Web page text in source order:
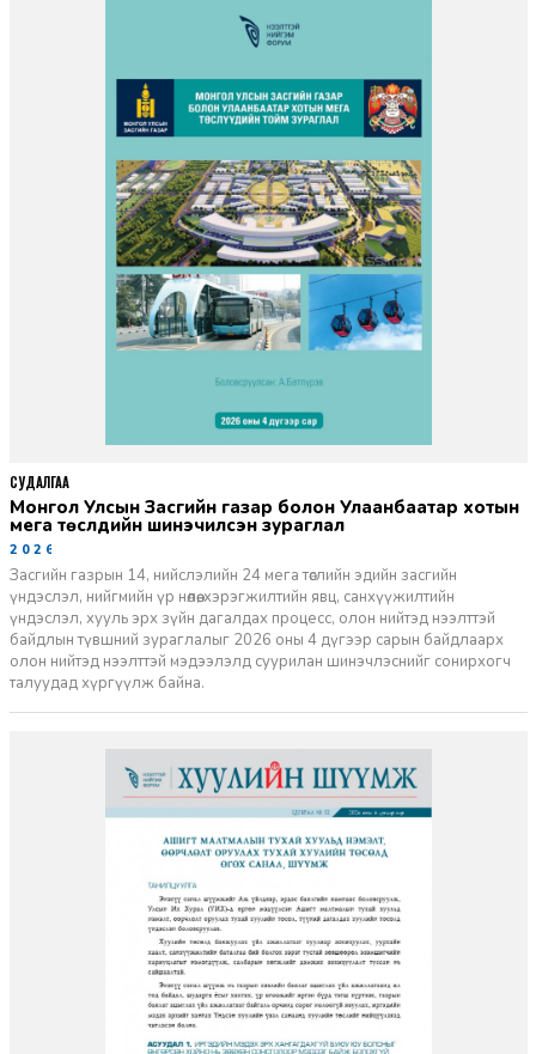
Монгол Улсын Засгийн газар болон Улаанбаатар хотын
мега төслүүдийн шинэчилсэн зураглал
2026-06-29
Засгийн газрын 14, нийслэлийн 24 мега төслийн эдийн засгийн
үндэслэл, нийгмийн үр нөлөө, хэрэгжилтийн явц, санхүүжилтийн
үндэслэл, хууль эрх зүйн дагалдах процесс, олон нийтэд нээлттэй
байдлын түвшний зураглалыг 2026 оны 4 дүгээр сарын байдлаарх
олон нийтэд нээлттэй мэдээлэлд суурилан шинэчлэснийг сонирхогч
талуудад хүргүүлж байна.
СУДАЛГАА